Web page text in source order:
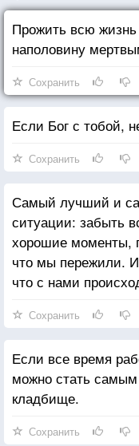
Прожить всю жизнь
наполовину
Сохранить
Если Бог с тобой,
Сохранить
Самый лучший и
ситуации: забыть
хорошие моменты,
что мы пережили.
что с нами
Сохранить
Если все время
можно стать
кладбище.
Сохранить